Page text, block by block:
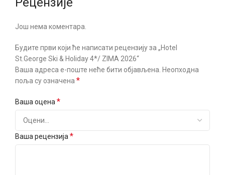
Још нема коментара.
Будите први који ће написати рецензију за „Hotel
St.George Ski & Holiday 4*/ ZIMA 2026“
Ваша адреса е-поште неће бити објављена. Неопходна
поља су означена *
Ваша оцена*
Ваша рецензија*